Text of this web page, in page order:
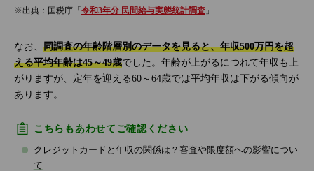
※出典：国税庁「 令和3年分 民間給与実態統計調査 」
なお、 同調査の年齢階層別のデータを見ると、年収500万円を超
える平均年齢は45～49歳でした。年齢が上がるにつれて年収も上
がりますが、定年を迎える60～64歳では平均年収は下がる傾向が
あります。
こちらもあわせてご確認ください
クレジットカードと年収の関係は？審査や限度額への影響につい
て